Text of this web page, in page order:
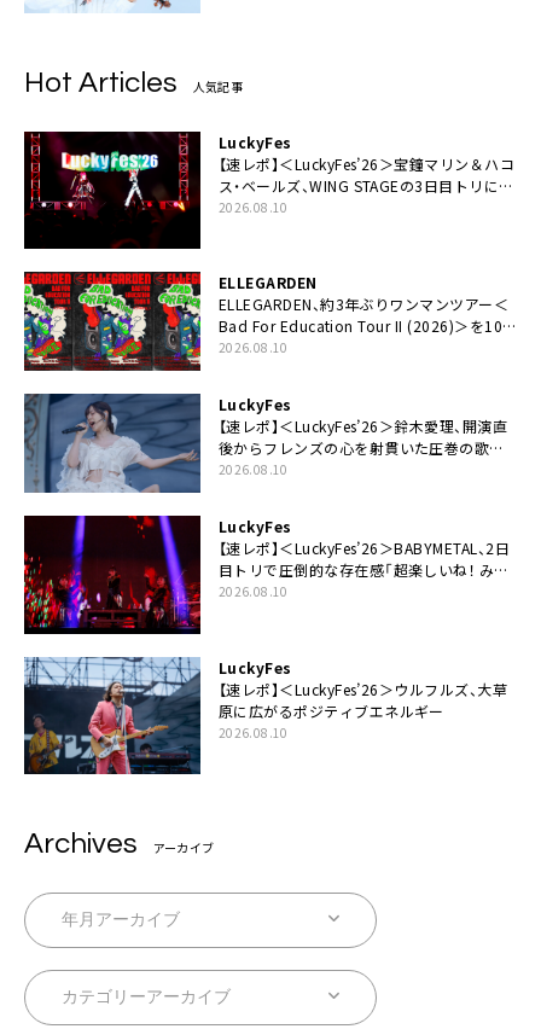
Hot Articles 人気記事
LuckyFes
【速レポ】＜LuckyFes’26＞宝鐘マリン＆ハコ
ス・ベールズ、WING STAGEの3日目トリに降
臨。VTuber初出演の＜LuckyFes＞に刻みつ
2026.08.10
ELLEGARDEN
ELLEGARDEN、約3年ぶりワンマンツアー＜
Bad For Education Tour II (2026)＞を10
月より開催
2026.08.10
LuckyFes
【速レポ】＜LuckyFes’26＞鈴木愛理、開演直
後からフレンズの心を射貫いた圧巻の歌
声。“最強の相方”の登場も「みなさんしっか
2026.08.10
LuckyFes
【速レポ】＜LuckyFes’26＞BABYMETAL、2日
目トリで圧倒的な存在感「超楽しいね！ みん
なありがとう！」
2026.08.10
LuckyFes
【速レポ】＜LuckyFes’26＞ウルフルズ、大草
原に広がるポジティブエネルギー
2026.08.10
Archives アーカイブ